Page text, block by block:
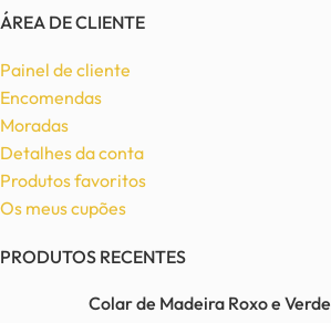
ÁREA DE CLIENTE
Painel de cliente
Encomendas
Moradas
Detalhes da conta
Produtos favoritos
Os meus cupões
PRODUTOS RECENTES
Colar de Madeira Roxo e Verde